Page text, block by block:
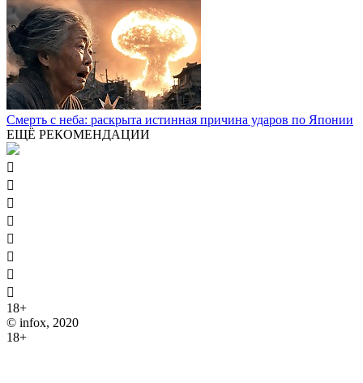
Смерть с неба: раскрыта истинная причина ударов по Японии
ЕЩЁ РЕКОМЕНДАЦИИ








18+
© infox, 2020
18+